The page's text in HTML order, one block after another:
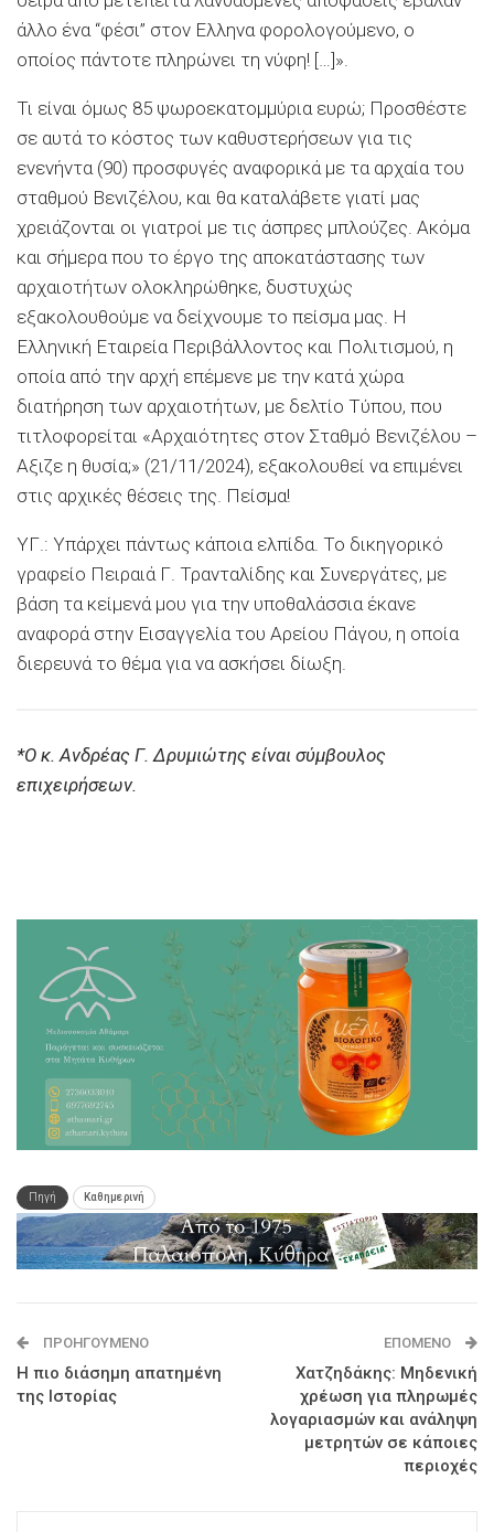
άλλο ένα “φέσι” στον Ελληνα φορολογούμενο, ο
οποίος πάντοτε πληρώνει τη νύφη! […]».
Τι είναι όμως 85 ψωροεκατομμύρια ευρώ; Προσθέστε
σε αυτά το κόστος των καθυστερήσεων για τις
ενενήντα (90) προσφυγές αναφορικά με τα αρχαία του
σταθμού Βενιζέλου, και θα καταλάβετε γιατί μας
χρειάζονται οι γιατροί με τις άσπρες μπλούζες. Ακόμα
και σήμερα που το έργο της αποκατάστασης των
αρχαιοτήτων ολοκληρώθηκε, δυστυχώς
εξακολουθούμε να δείχνουμε το πείσμα μας. Η
Ελληνική Εταιρεία Περιβάλλοντος και Πολιτισμού, η
οποία από την αρχή επέμενε με την κατά χώρα
διατήρηση των αρχαιοτήτων, με δελτίο Τύπου, που
τιτλοφορείται «Αρχαιότητες στον Σταθμό Βενιζέλου –
Αξιζε η θυσία;» (21/11/2024), εξακολουθεί να επιμένει
στις αρχικές θέσεις της. Πείσμα!
ΥΓ.: Υπάρχει πάντως κάποια ελπίδα. Το δικηγορικό
γραφείο Πειραιά Γ. Τρανταλίδης και Συνεργάτες, με
βάση τα κείμενά μου για την υποθαλάσσια έκανε
αναφορά στην Εισαγγελία του Αρείου Πάγου, η οποία
διερευνά το θέμα για να ασκήσει δίωξη.
*Ο κ. Ανδρέας Γ. Δρυμιώτης είναι σύμβουλος
επιχειρήσεων.
Πηγή Καθημερινή
ΠΡΟΗΓΟΎΜΕΝΟ
Η πιο διάσημη απατημένη
της Ιστορίας
ΕΠΌΜΕΝΟ
Χατζηδάκης: Μηδενική
χρέωση για πληρωμές
λογαριασμών και ανάληψη
μετρητών σε κάποιες
περιοχές